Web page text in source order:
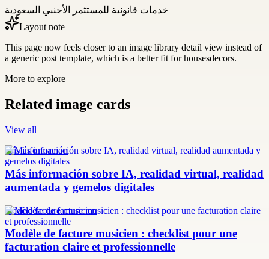
خدمات قانونية للمستثمر الأجنبي السعودية
Layout note
This page now feels closer to an image library detail view instead of
a generic post template, which is a better fit for housesdecors.
More to explore
Related image cards
View all
más información
Más información sobre IA, realidad virtual, realidad
aumentada y gemelos digitales
modèle facture musicien
Modèle de facture musicien : checklist pour une
facturation claire et professionnelle